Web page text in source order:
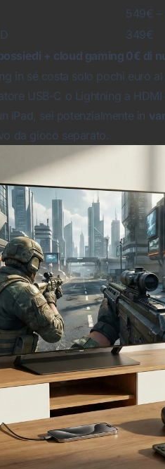
549€
349€
+ cloud gaming0€ di
in sé costa solo pochi euro
USB-C o Lightning a
iPad, sei potenzialmente in
da gioco separato.